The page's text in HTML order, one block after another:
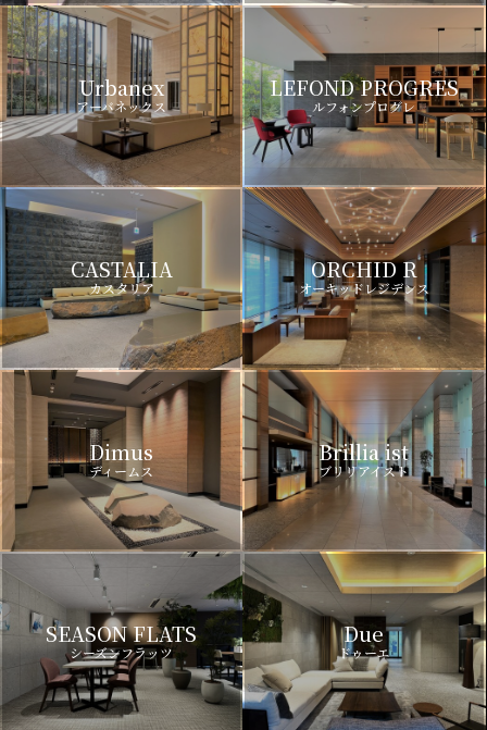
Urbanex
アーバネックス
LEFOND PROGRES
ルフォンプログレ
CASTALIA
カスタリア
ORCHID R
オーキッドレジデンス
Dimus
ディームス
Brillia ist
ブリリアイスト
SEASON FLATS
シーズンフラッツ
Due
ドゥーエ